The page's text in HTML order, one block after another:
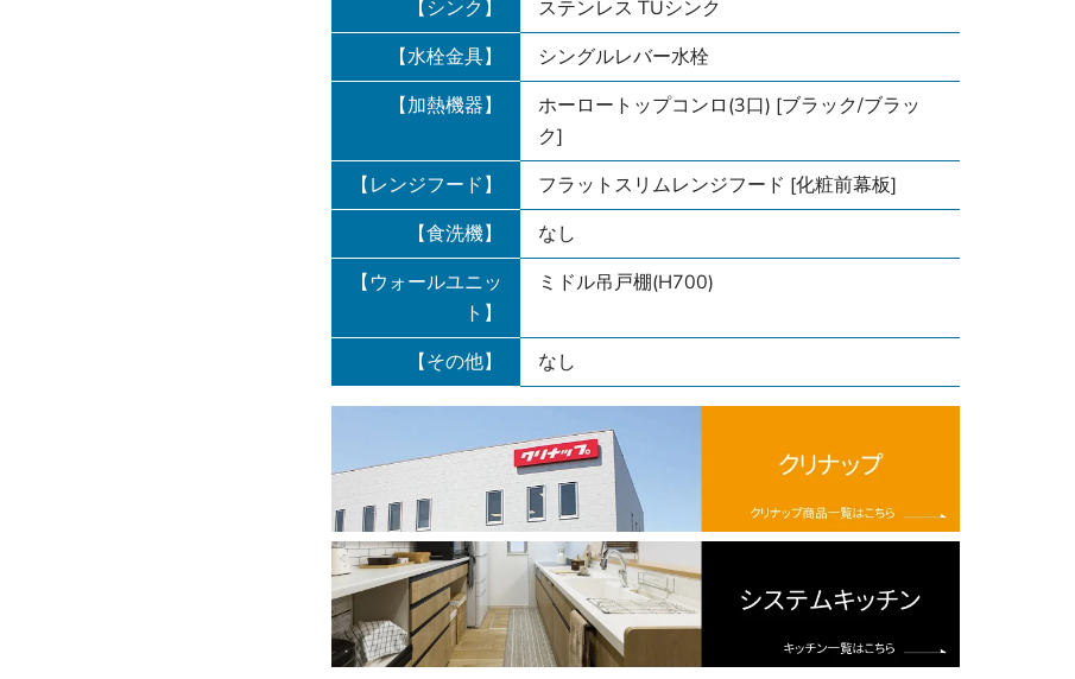
【シンク】
ステンレス TUシンク
【水栓金具】
シングルレバー水栓
【加熱機器】
ホーロートップコンロ(3口) [ブラック/ブラッ
ク]
【レンジフード】
フラットスリムレンジフード [化粧前幕板]
【食洗機】
なし
【ウォールユニッ
ト】
ミドル吊戸棚(H700)
【その他】 なし